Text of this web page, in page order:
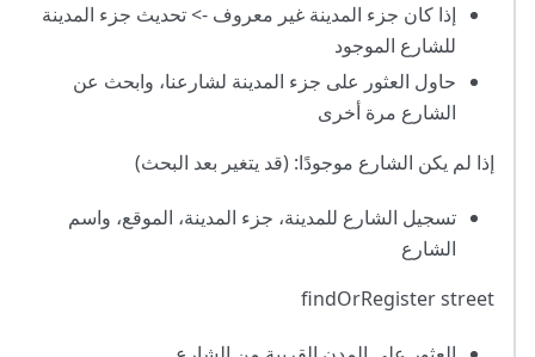
إذا كان جزء المدينة غير معروف -> تحديث جزء المدينة
للشارع الموجود
حاول العثور على جزء المدينة لشارعنا، وابحث عن
الشارع مرة أخرى
إذا لم يكن الشارع موجودًا: (قد يتغير بعد البحث)
تسجيل الشارع للمدينة، جزء المدينة، الموقع، واسم
الشارع
findOrRegister street